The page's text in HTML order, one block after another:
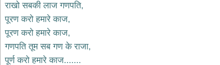
भजन
ganesh
राम
राखो सबकी लाज गणपति,
पूरण करो हमारे काज,
पूरण करो हमारे काज,
गणपति तूम सब गण के राजा,
पूर्ण करो हमारे काज.......